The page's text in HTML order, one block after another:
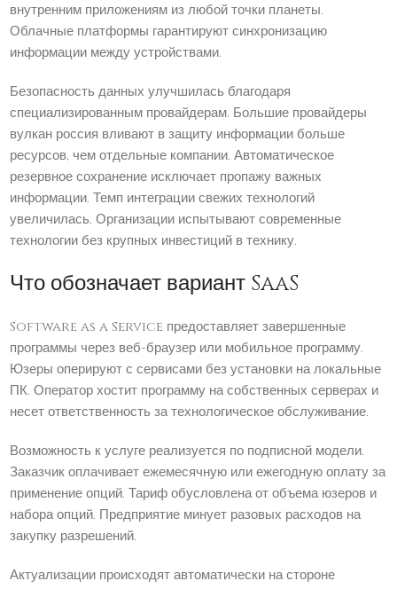
внутренним приложениям из любой точки планеты.
Облачные платформы гарантируют синхронизацию
информации между устройствами.
Безопасность данных улучшилась благодаря
специализированным провайдерам. Большие провайдеры
вулкан россия вливают в защиту информации больше
ресурсов, чем отдельные компании. Автоматическое
резервное сохранение исключает пропажу важных
информации. Темп интеграции свежих технологий
увеличилась. Организации испытывают современные
технологии без крупных инвестиций в технику.
Что обозначает вариант SaaS
Software as a Service предоставляет завершенные
программы через веб-браузер или мобильное программу.
Юзеры оперируют с сервисами без установки на локальные
ПК. Оператор хостит программу на собственных серверах и
несет ответственность за технологическое обслуживание.
Возможность к услуге реализуется по подписной модели.
Заказчик оплачивает ежемесячную или ежегодную оплату за
применение опций. Тариф обусловлена от объема юзеров и
набора опций. Предприятие минует разовых расходов на
закупку разрешений.
Актуализации происходят автоматически на стороне